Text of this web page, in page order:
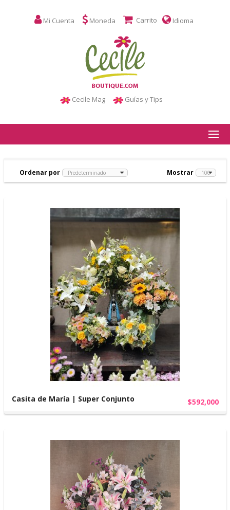
Mi Cuenta Moneda Carrito Idioma
Cecile Mag Guías y Tips
Ordenar por Mostrar
Casita de María | Super Conjunto $592,000